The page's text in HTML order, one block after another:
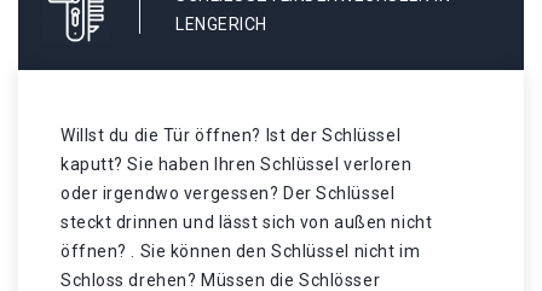
ENGERICH
Willst du die Tür öffnen? Ist der Schlüssel
kaputt? Sie haben Ihren Schlüssel verloren
oder irgendwo vergessen? Der Schlüssel
steckt drinnen und lässt sich von außen nicht
öffnen? . Sie können den Schlüssel nicht im
Schloss drehen? Müssen die Schlösser